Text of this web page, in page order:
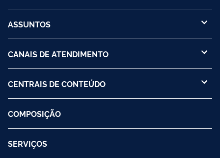
ASSUNTOS
CANAIS DE ATENDIMENTO
CENTRAIS DE CONTEÚDO
COMPOSIÇÃO
SERVIÇOS